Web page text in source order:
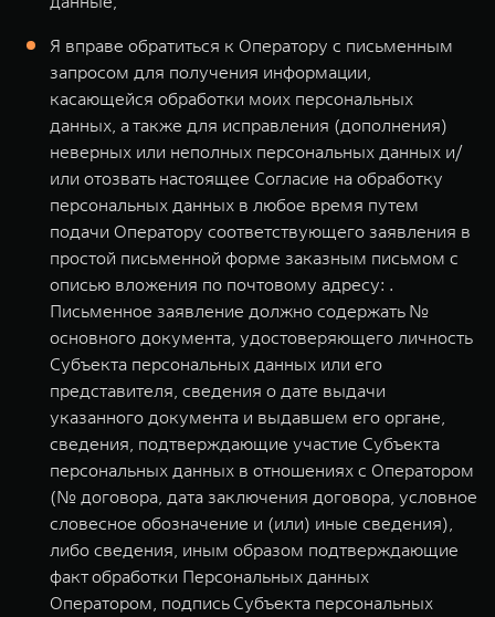
Я вправе обратиться к Оператору с письменным
запросом для получения информации,
касающейся обработки моих персональных
данных, а также для исправления (дополнения)
неверных или неполных персональных данных и/
или отозвать настоящее Согласие на обработку
персональных данных в любое время путем
подачи Оператору соответствующего заявления в
простой письменной форме заказным письмом с
описью вложения по почтовому адресу: .
Письменное заявление должно содержать №
основного документа, удостоверяющего личность
Субъекта персональных данных или его
представителя, сведения о дате выдачи
указанного документа и выдавшем его органе,
сведения, подтверждающие участие Субъекта
персональных данных в отношениях с Оператором
(№ договора, дата заключения договора, условное
словесное обозначение и (или) иные сведения),
либо сведения, иным образом подтверждающие
факт обработки Персональных данных
Оператором, подпись Субъекта персональных